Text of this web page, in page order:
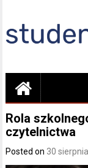
content
Rola
czytelnictwa
Posted on 30